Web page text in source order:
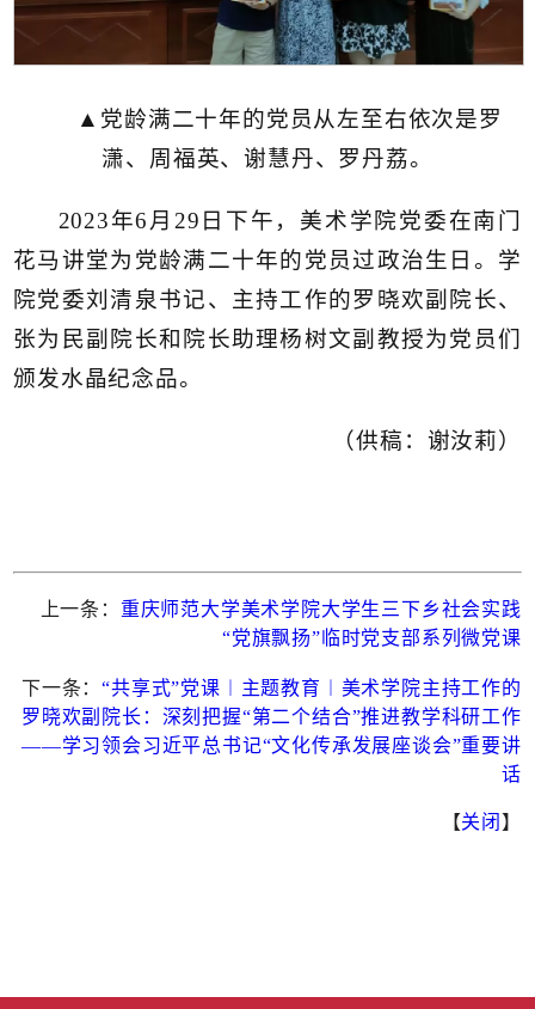
▲党龄满二十年的党员从左至右依次是罗
潇、周福英、谢慧丹、罗丹荔。
2023年6月29日下午，美术学院党委在南门
花马讲堂为党龄满二十年的党员过政治生日。学
院党委刘清泉书记、主持工作的罗晓欢副院长、
张为民副院长和院长助理杨树文副教授为党员们
颁发水晶纪念品。
（供稿：谢汝莉）
上一条： 重庆师范大学美术学院大学生三下乡社会实践
“党旗飘扬”临时党支部系列微党课
下一条：“共享式”党课︱主题教育︱美术学院主持工作的
罗晓欢副院长：深刻把握“第二个结合”推进教学科研工作
——学习领会习近平总书记“文化传承发展座谈会”重要讲
话
【关闭 】